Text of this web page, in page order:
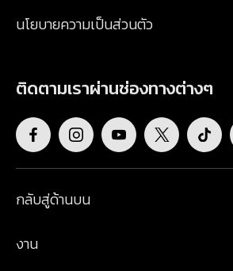
นโยบายความเป็นส่วนตัว
ติดตามเราผ่านช่องทางต่างๆ
กลับสู่ด้านบน
งาน